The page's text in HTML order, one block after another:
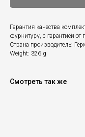
Гарантия качества
фурнитуру, с гарантией
Страна производитель:
Weight: 326 g
Смотреть так же